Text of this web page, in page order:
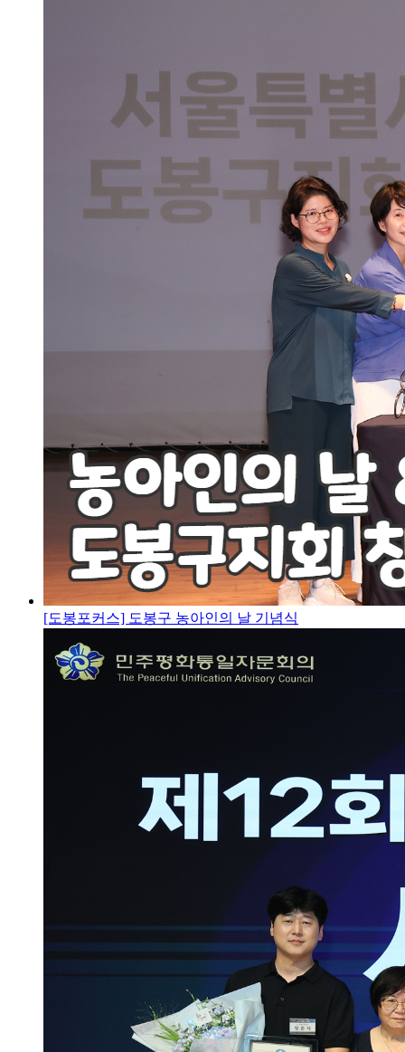
[도봉포커스] 도봉구 농아인의 날 기념식